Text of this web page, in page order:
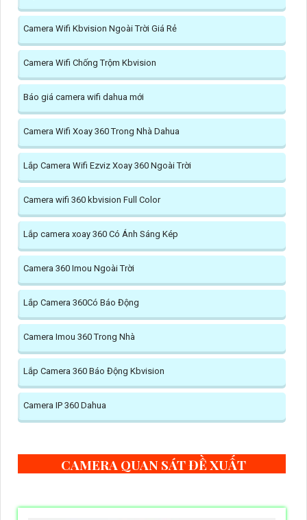
Camera Wifi Kbvision Ngoài Trời Giá Rẻ
Camera Wifi Chống Trộm Kbvision
Báo giá camera wifi dahua mới
Camera Wifi Xoay 360 Trong Nhà Dahua
Lắp Camera Wifi Ezviz Xoay 360 Ngoài Trời
Camera wifi 360 kbvision Full Color
Lắp camera xoay 360 Có Ánh Sáng Kép
Camera 360 Imou Ngoài Trời
Lắp Camera 360Có Báo Động
Camera Imou 360 Trong Nhà
Lắp Camera 360 Báo Động Kbvision
Camera IP 360 Dahua
CAMERA QUAN SÁT ĐỀ XUẤT